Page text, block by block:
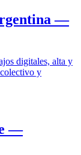
—
digitales, alta y
y
—